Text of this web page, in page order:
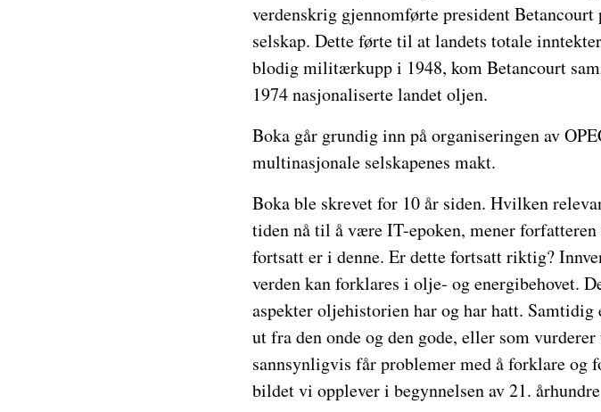
verdenskrig gjennomførte president
selskap. Dette førte til at landets totale
blodig militærkupp i 1948, kom Betancourt
1974 nasjonaliserte landet oljen.
Boka går grundig inn på organiseringen av
multinasjonale selskapenes makt.
Boka ble skrevet for 10 år siden. Hvilken
tiden nå til å være IT-epoken, mener
fortsatt er i denne. Er dette fortsatt riktig?
verden kan forklares i olje- og energibehovet.
aspekter oljehistorien har og har hatt.
ut fra den onde og den gode, eller som
sannsynligvis får problemer med å forklare og
bildet vi opplever i begynnelsen av 21.